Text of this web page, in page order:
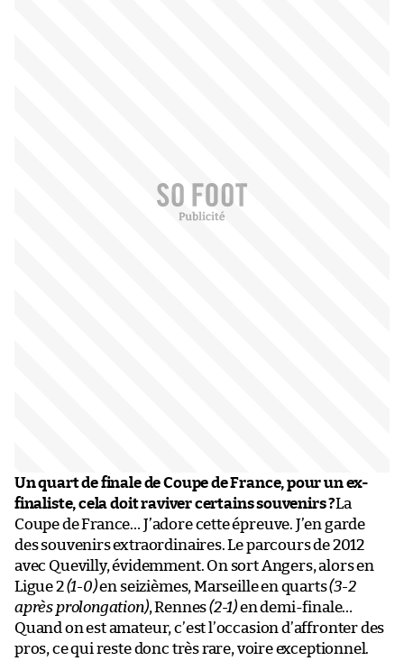
Un quart de finale de Coupe de France, pour un ex-
finaliste, cela doit raviver certains souvenirs ?La
Coupe de France… J’adore cette épreuve. J’en garde
des souvenirs extraordinaires. Le parcours de 2012
avec Quevilly, évidemment. On sort Angers, alors en
Ligue 2(1-0)en seizièmes, Marseille en quarts(3-2
après prolongation), Rennes(2-1)en demi-finale…
Quand on est amateur, c’est l’occasion d’affronter des
pros, ce qui reste donc très rare, voire exceptionnel.